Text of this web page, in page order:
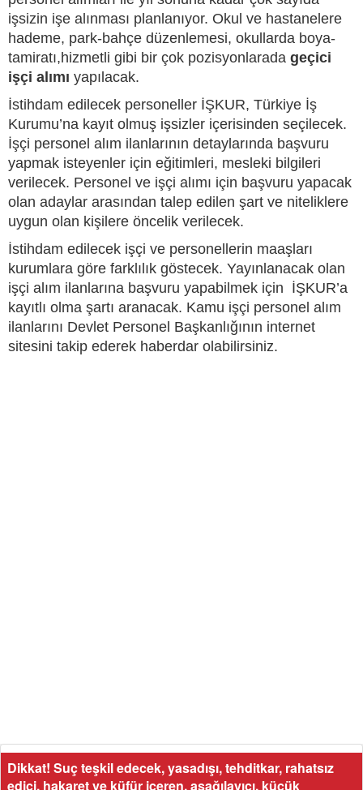
işsizin işe alınması planlanıyor. Okul ve hastanelere
hademe, park-bahçe düzenlemesi, okullarda boya-
tamiratı,hizmetli gibi bir çok pozisyonlarada geçici
işçi alımı yapılacak.
İstihdam edilecek personeller İŞKUR, Türkiye İş
Kurumu’na kayıt olmuş işsizler içerisinden seçilecek.
İşçi personel alım ilanlarının detaylarında başvuru
yapmak isteyenler için eğitimleri, mesleki bilgileri
verilecek. Personel ve işçi alımı için başvuru yapacak
olan adaylar arasından talep edilen şart ve niteliklere
uygun olan kişilere öncelik verilecek.
İstihdam edilecek işçi ve personellerin maaşları
kurumlara göre farklılık göstecek. Yayınlanacak olan
işçi alım ilanlarına başvuru yapabilmek için İŞKUR’a
kayıtlı olma şartı aranacak. Kamu işçi personel alım
ilanlarını Devlet Personel Başkanlığının internet
sitesini takip ederek haberdar olabilirsiniz.
Dikkat! Suç teşkil edecek, yasadışı, tehditkar, rahatsız
edici, hakaret ve küfür içeren, aşağılayıcı, küçük